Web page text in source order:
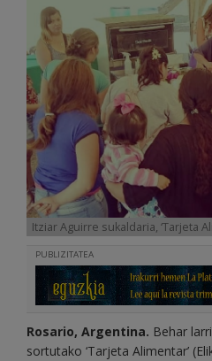
Itziar Aguirre sukaldaria, ‘Tarjeta
PUBLIZITATEA
Rosario, Argentina. Behar
sortutako ‘Tarjeta Alimentar’